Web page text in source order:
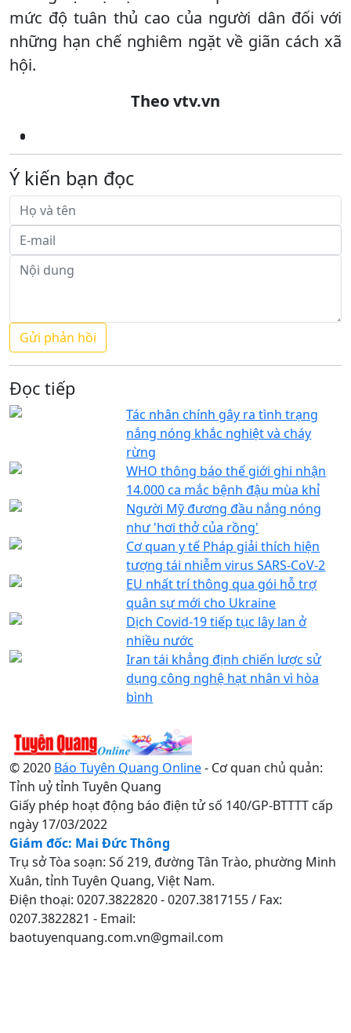
mức độ tuân thủ cao của người dân đối với
những hạn chế nghiêm ngặt về giãn cách xã
hội.
Theo vtv.vn
Ý kiến bạn đọc
Đọc tiếp
Tác nhân chính gây ra tình trạng
nắng nóng khắc nghiệt và cháy
rừng
WHO thông báo thế giới ghi nhận
14.000 ca mắc bệnh đậu mùa khỉ
Người Mỹ đương đầu nắng nóng
như 'hơi thở của rồng'
Cơ quan y tế Pháp giải thích hiện
tượng tái nhiễm virus SARS-CoV-2
EU nhất trí thông qua gói hỗ trợ
quân sự mới cho Ukraine
Dịch Covid-19 tiếp tục lây lan ở
nhiều nước
Iran tái khẳng định chiến lược sử
dụng công nghệ hạt nhân vì hòa
bình
© 2020 Báo Tuyên Quang Online- Cơ quan chủ quản:
Tỉnh uỷ tỉnh Tuyên Quang
Giấy phép hoạt động báo điện tử số 140/GP-BTTTT cấp
ngày 17/03/2022
Giám đốc: Mai Đức Thông
Trụ sở Tòa soạn: Số 219, đường Tân Trào, phường Minh
Xuân, tỉnh Tuyên Quang, Việt Nam.
Điện thoại: 0207.3822820 - 0207.3817155 / Fax:
0207.3822821 - Email:
baotuyenquang.com.vn@gmail.com